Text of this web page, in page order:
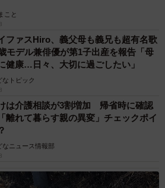
こと
ファスHiro、義父母も義兄も超有名歌
モデル兼俳優が第1子出産を報告「母
健康…日々、大切に過ごしたい」
なトピック
は介護相談が3割増加 帰省時に確認
離れて暮らす親の異変」チェックポイ
なニュース情報部